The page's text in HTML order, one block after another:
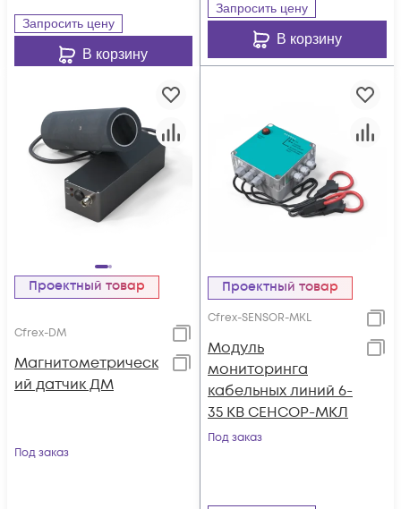
Запросить цену
В корзину
Запросить цену
В корзину
Проектный товар
Cfrex-DM
Магнитометрическ
ий датчик ДМ
Под заказ
Проектный товар
Cfrex-SENSOR-MKL
Модуль
мониторинга
кабельных линий 6-
35 КВ СЕНСОР-МКЛ
Под заказ